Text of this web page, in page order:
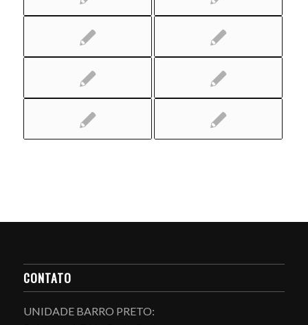
CONTATO
UNIDADE BARRO PRETO: